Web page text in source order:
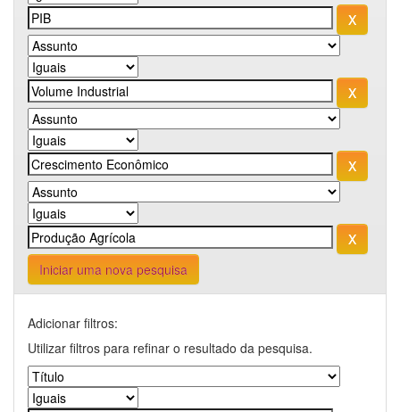
Iniciar uma nova pesquisa
Adicionar filtros:
Utilizar filtros para refinar o resultado da pesquisa.